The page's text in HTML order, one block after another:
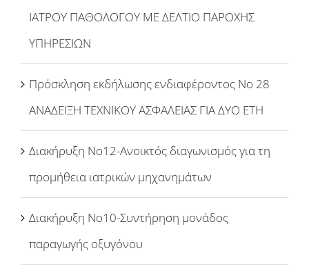
ΙΑΤΡΟΥ ΠΑΘΟΛΟΓΟΥ ΜΕ ΔΕΛΤΙΟ ΠΑΡΟΧΗΣ
ΥΠΗΡΕΣΙΩΝ
Πρόσκληση εκδήλωσης ενδιαφέροντος Νο 28
ΑΝΑΔΕΙΞΗ ΤΕΧΝΙΚΟΥ ΑΣΦΑΛΕΙΑΣ ΓΙΑ ΔΥΟ ΕΤΗ
Διακήρυξη Νο12-Ανοικτός διαγωνισμός για τη
προμήθεια ιατρικών μηχανημάτων
Διακήρυξη Νο10-Συντήρηση μονάδος
παραγωγής οξυγόνου